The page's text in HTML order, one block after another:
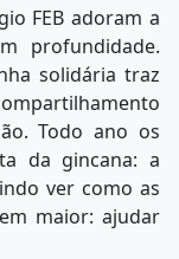
FEB adoram a
profundidade.
solidária traz
Todo ano os
da gincana: a
ver como as
maior: ajudar